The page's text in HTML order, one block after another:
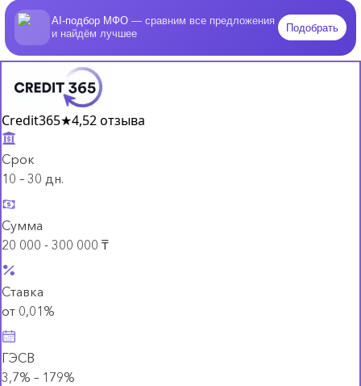
AI-подбор МФО — сравним все предложения
и найдём лучшее
Подобрать
Credit365★4,52 отзыва
Срок
10 – 30 дн.
Сумма
20 000 - 300 000 ₸
Ставка
от 0,01%
ГЭСВ
3,7% – 179%